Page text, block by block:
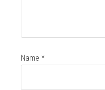
Name*